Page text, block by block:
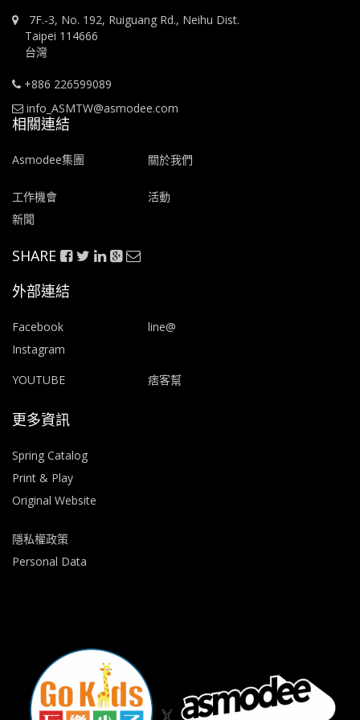
7F.-3, No. 192, Ruiguang Rd., Neihu Dist.
Taipei 114666
台灣
+886 226599089
info_ASMTW@asmodee.com
相關連結
Asmodee集團 關於我們
工作機會
活動
新聞
SHARE
外部連結
Facebook
line@
Instagram
YOUTUBE
痞客幫
更多資訊
Spring Catalog
Print & Play
Original Website
隱私權政策
Personal Data